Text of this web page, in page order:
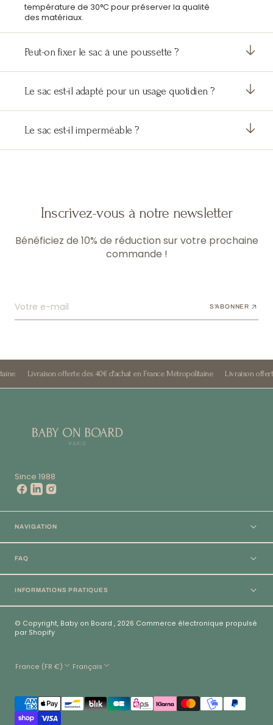
température de 30°C pour préserver la qualité
des matériaux.
Peut-on fixer le sac à une poussette ?
Le sac est-il adapté pour un usage quotidien ?
Le sac est-il imperméable ?
Inscrivez-vous à notre newsletter
Bénéficiez de 10% de réduction sur votre prochaine
commande !
Votre e-mail S'ABONNER
Livraison offerte dès 40€ d'achat en France Métropolitaine Livraison offerte
Since 1988
NAVIGATION
FAQ
INFORMATIONS PRATIQUES
© Copyright, Baby on Board , 2026 Commerce électronique propulsé
par Shopify
France (FR €) Français